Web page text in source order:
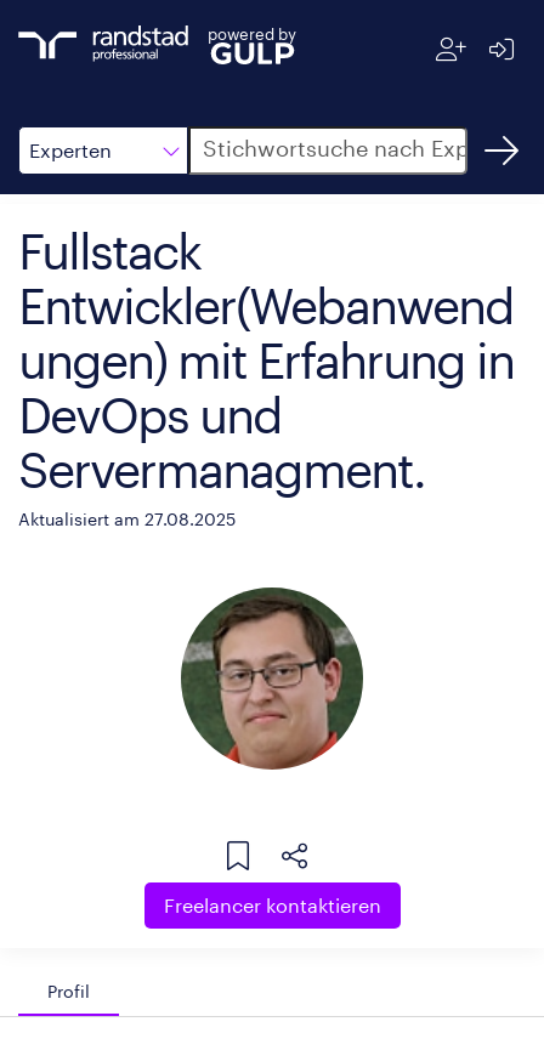
powered by
Experten
Suche
Fullstack
Entwickler(Webanwend
ungen) mit Erfahrung in
DevOps und
Servermanagment.
Aktualisiert am 27.08.2025
Freelancer kontaktieren
Profil